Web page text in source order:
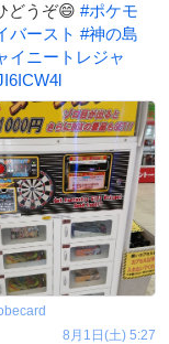
どうぞ😄 #ポケモ
バースト #神の島
イニートレジャ
8月1日(土) 5:27